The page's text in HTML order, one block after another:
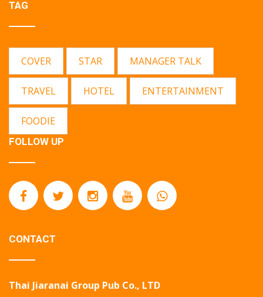
TAG
COVER STAR MANAGER TALK
TRAVEL HOTEL ENTERTAINMENT
FOODIE
FOLLOW UP
CONTACT
Thai Jiaranai Group Pub Co., LTD